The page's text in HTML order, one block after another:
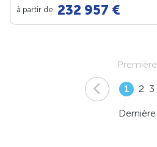
à partir de 232 957 €
Première
1 2 3
Dernière